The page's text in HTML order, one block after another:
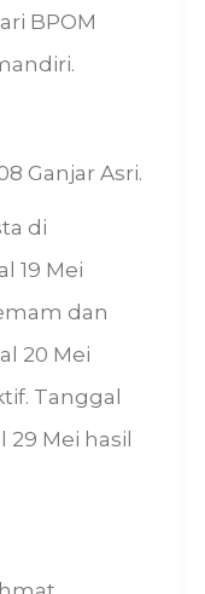
BPOM
Ganjar Asri.
di
19 Mei
dan
20 Mei
Tanggal
29 Mei hasil